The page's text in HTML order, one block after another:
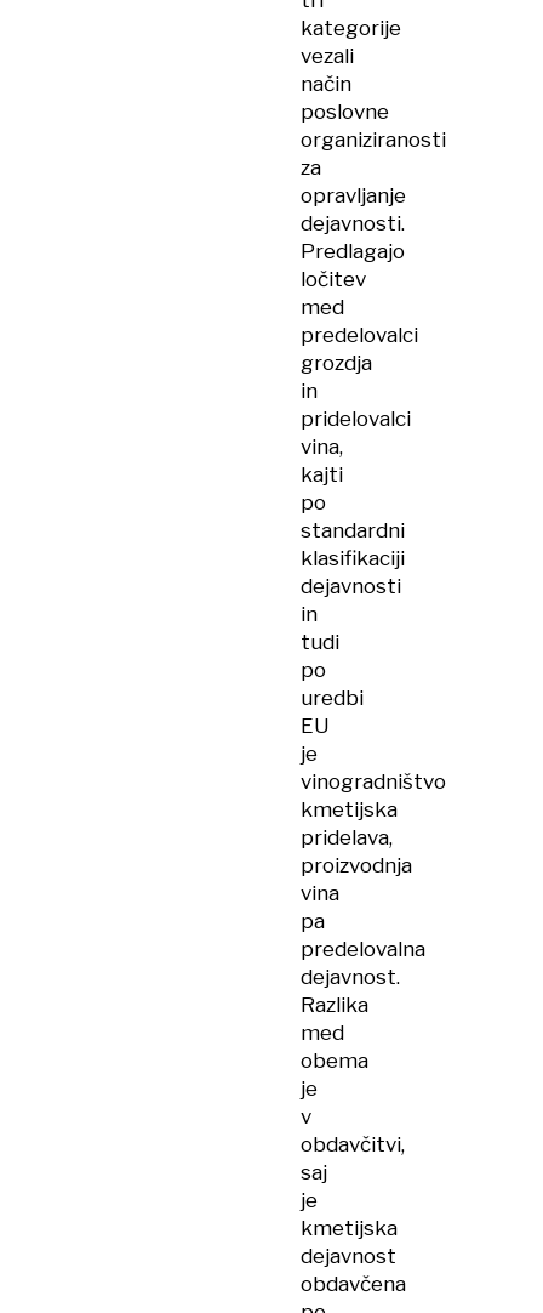
kategorije
vezali
način
poslovne
organiziranosti
za
opravljanje
dejavnosti.
Predlagajo
ločitev
med
predelovalci
grozdja
in
pridelovalci
vina,
kajti
po
standardni
klasifikaciji
dejavnosti
in
tudi
po
uredbi
EU
je
vinogradništvo
kmetijska
pridelava,
proizvodnja
vina
pa
predelovalna
dejavnost.
Razlika
med
obema
je
v
obdavčitvi,
saj
je
kmetijska
dejavnost
obdavčena